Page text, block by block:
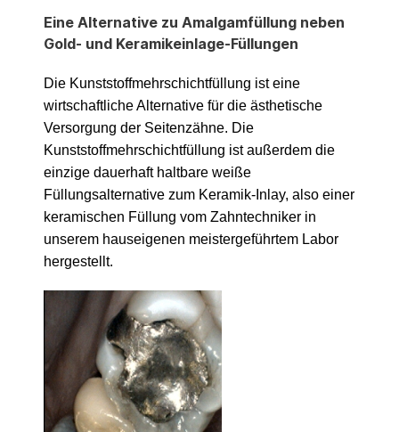
Eine Alternative zu Amalgamfüllung neben
Gold- und Keramikeinlage-Füllungen
Die Kunststoffmehrschichtfüllung ist eine
wirtschaftliche Alternative für die ästhetische
Versorgung der Seitenzähne. Die
Kunststoffmehrschichtfüllung ist außerdem die
einzige dauerhaft haltbare weiße
Füllungsalternative zum Keramik-Inlay, also einer
keramischen Füllung vom Zahntechniker in
unserem hauseigenen meistergeführtem Labor
hergestellt.